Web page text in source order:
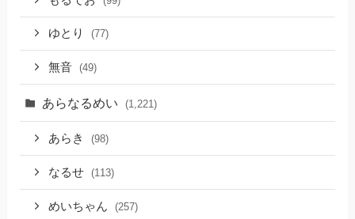
ゆとり (77)
無音 (49)
あらなるめい (1,221)
あらき (98)
なるせ (113)
めいちゃん (257)